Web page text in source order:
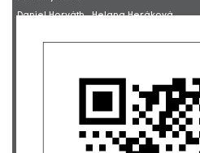
Daniel Horváth... Helana Heráková
Mgr. Alice Hejzlarová
Micha Onderka... Ať už se to přání splní!